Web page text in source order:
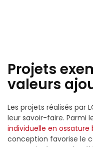
Projets
valeurs
Les projets réalisés par
leur savoir-faire. Parmi
individuelle en ossature
conception favorise le